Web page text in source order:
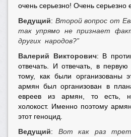
очень серьезно! Очень серьезно
Ведущий: Второй вопрос от
так упрямо не признает
других народов?”
Валерий Викторович: В
отвечать. И отвечать, в
тому, как были организованы
армян был организован в
евреев из армян, то есть,
холокост. Именно поэтому
этот геноцид.
Ведущий: Вот как раз